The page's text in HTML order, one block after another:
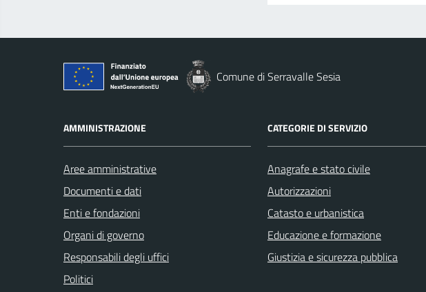
Comune di Serravalle Sesia
AMMINISTRAZIONE
Aree amministrative
Documenti e dati
Enti e fondazioni
Organi di governo
Responsabili degli uffici
Politici
CATEGORIE DI SERVIZIO
Anagrafe e stato civile
Autorizzazioni
Catasto e urbanistica
Educazione e formazione
Giustizia e sicurezza pubblica